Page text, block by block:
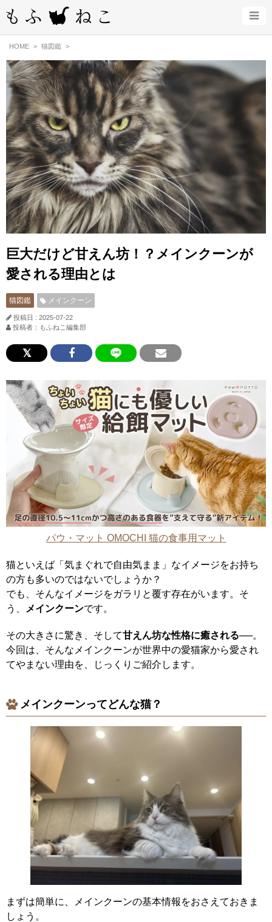
HOME 猫図鑑
巨大だけど甘えん坊！？メインクーンが
愛される理由とは
猫図鑑 メインクーン
投稿日 : 2025-07-22
投稿者：もふねこ編集部
パウ・マット OMOCHI 猫の食事用マット
猫といえば「気まぐれで自由気まま」なイメージをお持ち
の方も多いのではないでしょうか？
でも、そんなイメージをガラリと覆す存在がいます。そ
う、
メインクーンです。
その大きさに驚き、そして甘えん坊な性格に癒される──。
今回は、そんなメインクーンが世界中の愛猫家から愛され
てやまない理由を、じっくりご紹介します。
メインクーンってどんな猫？
まずは簡単に、メインクーンの基本情報をおさえておきま
しょう。